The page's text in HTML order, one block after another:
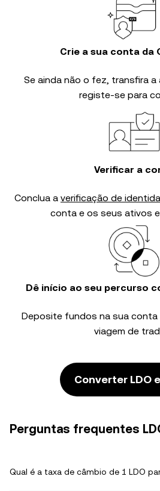
Crie a sua conta da
Se ainda não o fez, transfira a
registe-se para
Verificar a
Conclua a verificação de
conta e os seus ativos
Dê início ao seu percurso
Deposite fundos na sua conta
viagem de
Converter LDO
Perguntas frequentes
Qual é a taxa de câmbio de 1 LDO